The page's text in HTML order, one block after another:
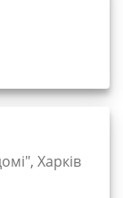
Харків